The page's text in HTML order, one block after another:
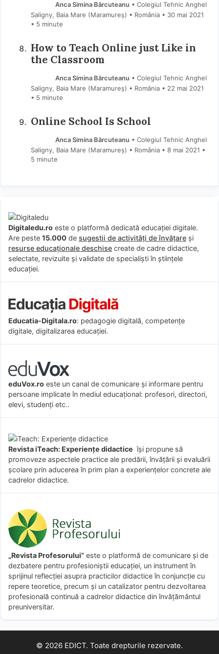
Anca Simina Bărcuteanu • Colegiul Tehnic Anghel
Saligny, Baia Mare (Maramureş) • România
30 mai 2021
• 5 minute
How to Teach Online just Like in
the Classroom
Anca Simina Bărcuteanu • Colegiul Tehnic Anghel
Saligny, Baia Mare (Maramureş) • România
22 mai 2021
• 5 minute
Online School Is School
Anca Simina Bărcuteanu • Colegiul Tehnic Anghel
Saligny, Baia Mare (Maramureş) • România
8 mai 2021 •
5 minute
Digitaledu.ro este o platformă dedicată educației digitale.
Are peste 15.000 de sugestii de activități de învățare și
resurse educaționale deschise create de cadre didactice,
selectate, revizuite și validate de specialiști în științele
educației.
Educatia-Digitala.ro: pedagogie digitală, competențe
digitale, digitalizarea educației.
eduVox.ro este un canal de comunicare și informare pentru
persoane implicate în mediul educațional: profesori, directori,
elevi, studenți etc..
Revista iTeach: Experienţe didactice îşi propune să
promoveze aspectele practice ale predării, învăţării şi evaluării
şcolare prin aducerea în prim plan a experienţelor concrete ale
cadrelor didactice.
„Revista Profesorului” este o platformă de comunicare și de
dezbatere pentru profesioniștii educației, un instrument în
sprijinul reflecției asupra practicilor didactice în conjuncție cu
repere teoretice, precum și un catalizator pentru dezvoltarea
profesională continuă a cadrelor didactice din învățământul
preuniversitar.
© 2026 EDICT. Toate drepturile rezervate.